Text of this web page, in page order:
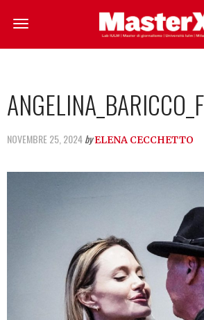
NOVEMBRE 25, 2024byELENA CECCHETTO